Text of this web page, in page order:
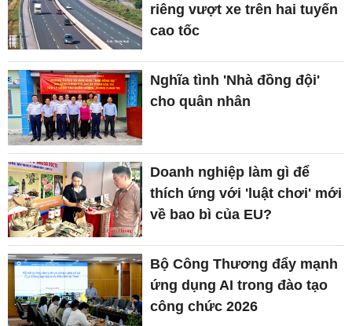
riêng vượt xe trên hai tuyến
cao tốc
Nghĩa tình 'Nhà đồng đội'
cho quân nhân
Doanh nghiệp làm gì để
thích ứng với 'luật chơi' mới
về bao bì của EU?
Bộ Công Thương đẩy mạnh
ứng dụng AI trong đào tạo
công chức 2026